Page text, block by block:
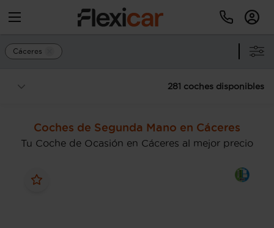
Cáceres
281 coches disponibles
Coches de Segunda Mano en Cáceres
Tu Coche de Ocasión en Cáceres al mejor precio